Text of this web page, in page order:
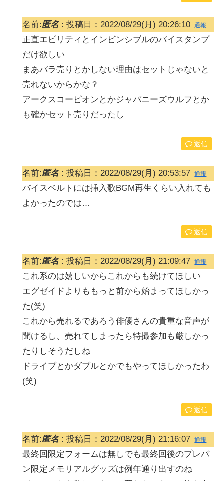
名前:匿名: 投稿日：2022/08/29(月) 20:26:10 通報
正直エビリティとインビンシブルのバイスタンプ
だけ欲しい
まあバラ売りとかしない理由はセットじゃないと
売れないからかな？
アークスコーピオンとかジャパニーズウルフとか
も確かセット売りだったし
返信
名前:匿名: 投稿日：2022/08/29(月) 20:53:57 通報
バイスベルトには挿入歌BGM再生くらい入れても
よかったのでは…
返信
名前:匿名: 投稿日：2022/08/29(月) 21:09:47 通報
これ系のは嬉しいからこれからも続けてほしい
エグゼイドよりももっと前から始まってほしかっ
た(笑)
これから売れるであろう俳優さんの貴重な音声が
聞けるし、売れてしまったら特撮参加も厳しかっ
たりしそうだしね
ドライブとかダブルとかでもやってほしかったわ
(笑)
返信
名前:匿名: 投稿日：2022/08/29(月) 21:16:07 通報
最終回限定フォームは無しでも最終回後のプレバ
ン限定メモリアルグッズは例年通り出すのね